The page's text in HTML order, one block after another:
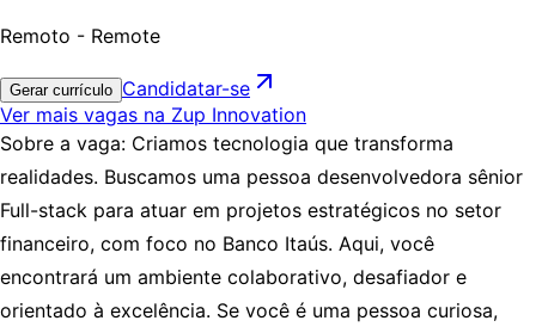
Remoto - Remote
Gerar currículo Candidatar-se
Ver mais vagas na Zup Innovation
Sobre a vaga: Criamos tecnologia que transforma
realidades. Buscamos uma pessoa desenvolvedora sênior
Full-stack para atuar em projetos estratégicos no setor
financeiro, com foco no Banco Itaús. Aqui, você
encontrará um ambiente colaborativo, desafiador e
orientado à excelência. Se você é uma pessoa curiosa,